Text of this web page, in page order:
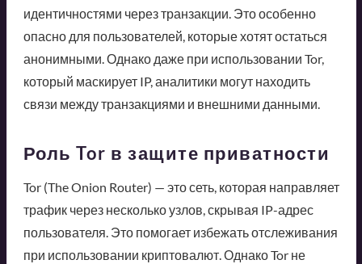
идентичностями через транзакции. Это особенно
опасно для пользователей, которые хотят остаться
анонимными. Однако даже при использовании Tor,
который маскирует IP, аналитики могут находить
связи между транзакциями и внешними данными.
Роль Tor в защите приватности
Tor (The Onion Router) — это сеть, которая направляет
трафик через несколько узлов, скрывая IP-адрес
пользователя. Это помогает избежать отслеживания
при использовании криптовалют. Однако Tor не